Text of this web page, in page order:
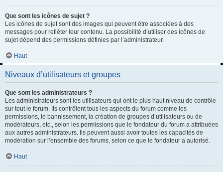
Que sont les icônes de sujet ?
Les icônes de sujet sont des images qui peuvent être associées à des
messages pour refléter leur contenu. La possibilité d’utiliser des icônes de
sujet dépend des permissions définies par l’administrateur.
Haut
Niveaux d’utilisateurs et groupes
Que sont les administrateurs ?
Les administrateurs sont les utilisateurs qui ont le plus haut niveau de contrôle
sur tout le forum. Ils contrôlent tous les aspects du forum comme les
permissions, le bannissement, la création de groupes d’utilisateurs ou de
modérateurs, etc., selon les permissions que le fondateur du forum a attribuées
aux autres administrateurs. Ils peuvent aussi avoir toutes les capacités de
modération sur l’ensemble des forums, selon ce que le fondateur a autorisé.
Haut